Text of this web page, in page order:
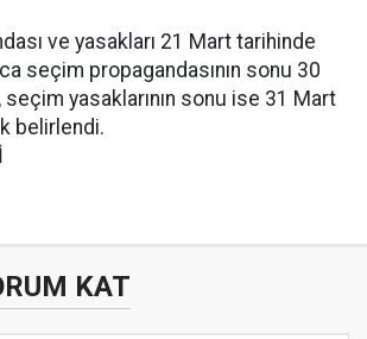
ve yasakları 21 Mart tarihinde
seçim propagandasının sonu 30
yasaklarının sonu ise 31 Mart
belirlendi.
KAT